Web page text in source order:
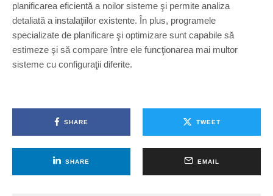
planificarea eficientă a noilor sisteme şi permite analiza
detaliată a instalaţiilor existente. În plus, programele
specializate de planificare şi optimizare sunt capabile să
estimeze şi să compare între ele funcţionarea mai multor
sisteme cu configuraţii diferite.
SHARE TWEET
SHARE EMAIL